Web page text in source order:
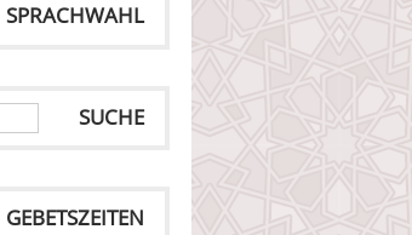
SPRACHWAHL
SUCHE
GEBETSZEITEN